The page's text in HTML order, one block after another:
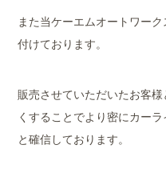
また当ケーエムオートワー
付けております。
販売させていただいたお客
くすることでより密にカー
と確信しております。